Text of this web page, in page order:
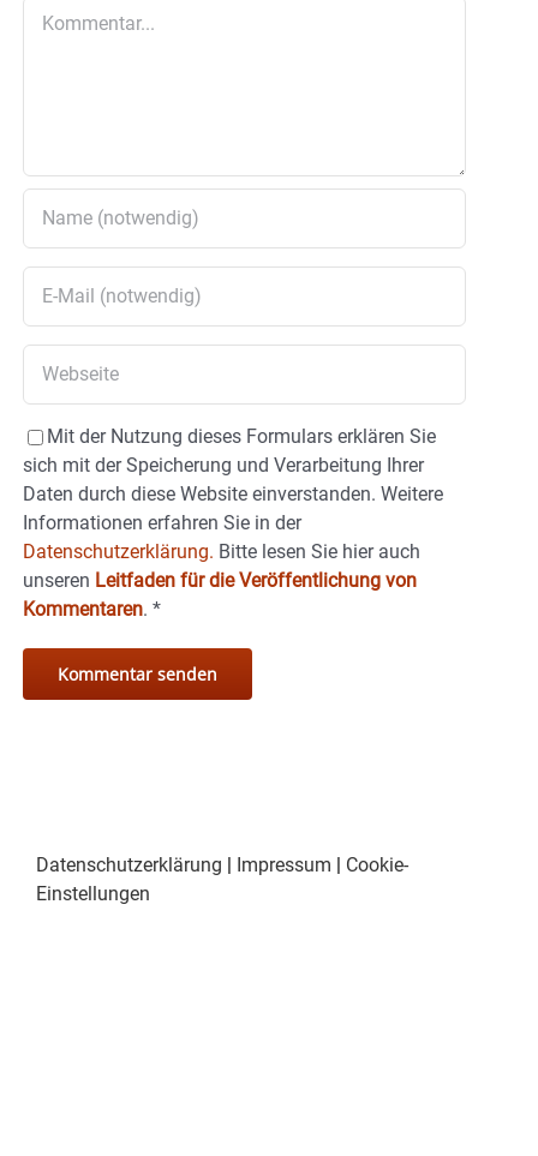
Mit der Nutzung dieses Formulars erklären Sie
sich mit der Speicherung und Verarbeitung Ihrer
Daten durch diese Website einverstanden. Weitere
Informationen erfahren Sie in der
Datenschutzerklärung. Bitte lesen Sie hier auch
unseren Leitfaden für die Veröffentlichung von
Kommentaren. *
Datenschutzerklärung | Impressum | Cookie-
Einstellungen